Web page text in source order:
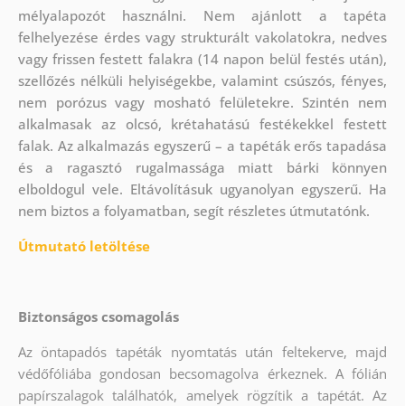
mélyalapozót használni. Nem ajánlott a tapéta
felhelyezése érdes vagy strukturált vakolatokra, nedves
vagy frissen festett falakra (14 napon belül festés után),
szellőzés nélküli helyiségekbe, valamint csúszós, fényes,
nem porózus vagy mosható felületekre. Szintén nem
alkalmasak az olcsó, krétahatású festékekkel festett
falak. Az alkalmazás egyszerű – a tapéták erős tapadása
és a ragasztó rugalmassága miatt bárki könnyen
elboldogul vele. Eltávolításuk ugyanolyan egyszerű. Ha
nem biztos a folyamatban, segít részletes útmutatónk.
Útmutató letöltése
Biztonságos csomagolás
Az öntapadós tapéták nyomtatás után feltekerve, majd
védőfóliába gondosan becsomagolva érkeznek. A fólián
papírszalagok találhatók, amelyek rögzítik a tapétát. Az